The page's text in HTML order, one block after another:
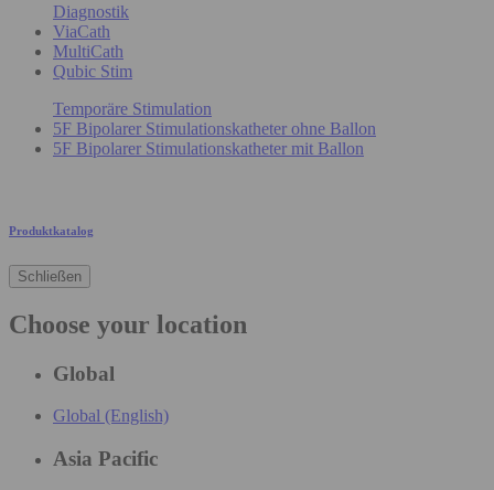
Diagnostik
ViaCath
MultiCath
Qubic Stim
Temporäre Stimulation
5F Bipolarer Stimulationskatheter ohne Ballon
5F Bipolarer Stimulationskatheter mit Ballon
Produktkatalog
Schließen
Choose your location
Global
Global (English)
Asia Pacific